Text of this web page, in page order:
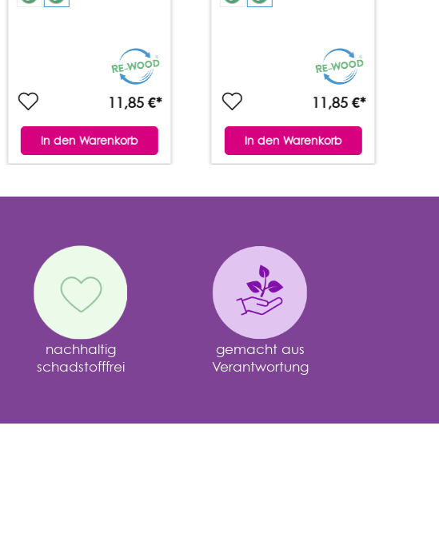
11,85 €*
In den Warenkorb
11,85 €*
In den Warenkorb
nachhaltig
schadstofffrei
gemacht aus
Verantwortung